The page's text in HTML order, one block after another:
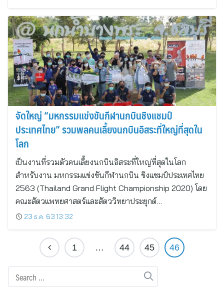
จัดใหญ่ “มหกรรมแข่งขันกีฬานกบินชิงแชมป์
ประเทศไทย” รวมพลคนเลี้ยงนกบินอิสระที่ใหญ่ที่สุดใน
โลก
เป็นงานที่รวมตัวคนเลี้ยงนกบินอิสระที่ใหญ่ที่สุดในโลก
สำหรับงาน มหกรรมแข่งขันกีฬานกบิน ชิงแชมป์ประเทศไทย
2563 (Thailand Grand Flight Championship 2020) โดย
คณะสัตวแพทยศาสตร์และสัตววิทยาประยุกต์…
23 ธ.ค. 63 13:32
1 … 44 45 46